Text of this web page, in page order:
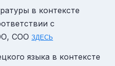
в контексте
с
СОО ЗДЕСЬ
языка в контексте